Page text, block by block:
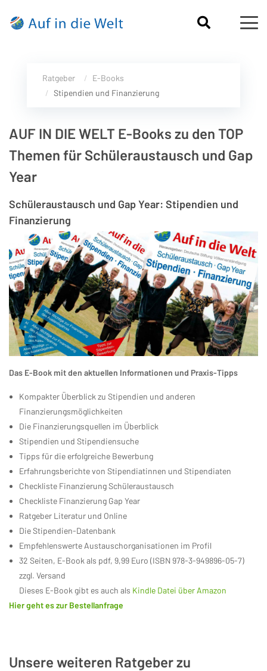
Ratgeber
E-Books
Stipendien und Finanzierung
AUF IN DIE WELT E-Books zu den TOP
Themen für Schüleraustausch und Gap
Year
Schüleraustausch und Gap Year: Stipendien und
Finanzierung
Das E-Book mit den aktuellen Informationen und Praxis-Tipps
Kompakter Überblick zu Stipendien und anderen
Finanzierungsmöglichkeiten
Die Finanzierungsquellen im Überblick
Stipendien und Stipendiensuche
Tipps für die erfolgreiche Bewerbung
Erfahrungsberichte von Stipendiatinnen und Stipendiaten
Checkliste Finanzierung Schüleraustausch
Checkliste Finanzierung Gap Year
Ratgeber Literatur und Online
Die Stipendien-Datenbank
Empfehlenswerte Austauschorganisationen im Profil
32 Seiten, E-Book als pdf, 9,99 Euro (ISBN 978-3-949896-05-7)
zzgl. Versand
Dieses E-Book gibt es auch als Kindle Datei über Amazon
Hier geht es zur Bestellanfrage
Unsere weiteren Ratgeber zu